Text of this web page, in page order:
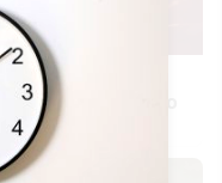
escuela ¡Cómo